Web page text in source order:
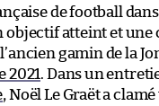
de football
objectif atteint et une
gamin de la
2021. Dans un
, Noël Le Graët a